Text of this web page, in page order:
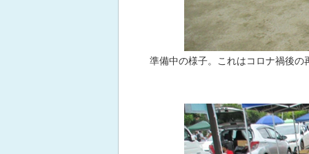
準備中の様子。これはコロナ禍後